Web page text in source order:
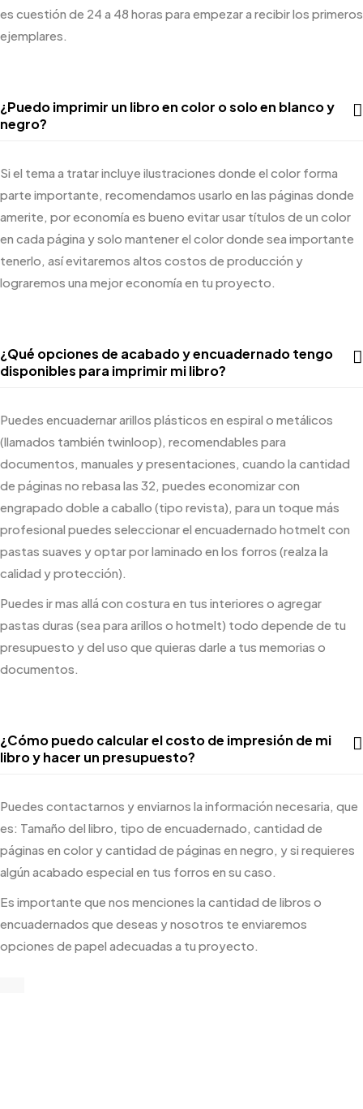
es cuestión de 24 a 48 horas para empezar a recibir los primeros
ejemplares.
¿Puedo imprimir un libro en color o solo en blanco y
negro?
Si el tema a tratar incluye ilustraciones donde el color forma
parte importante, recomendamos usarlo en las páginas donde
amerite, por economía es bueno evitar usar títulos de un color
en cada página y solo mantener el color donde sea importante
tenerlo, asíevitaremos altos costos de producción y
lograremos una mejor economía en tu proyecto.
¿Qué opciones de acabado y encuadernado tengo
disponibles para imprimir mi libro?
Puedes encuadernar arillos plásticos en espiral o metálicos
(llamados también twinloop), recomendables para
documentos, manuales y presentaciones, cuando la cantidad
de páginas no rebasa las 32, puedes economizar con
engrapado doble a caballo (tipo revista), para un toque más
profesional puedes seleccionar el encuadernado hotmelt con
pastas suaves y optar por laminado en los forros (realza la
calidad y protección).
Puedes ir mas allá con costura en tus interiores o agregar
pastas duras (sea para arillos o hotmelt) todo depende de tu
presupuesto y del uso que quieras darle a tus memorias o
documentos.
¿Cómo puedo calcular el costo de impresión de mi
libro y hacer un presupuesto?
Puedes contactarnos y enviarnos la información necesaria, que
es: Tamaño del libro, tipo de encuadernado, cantidad de
páginas en color y cantidad de páginas en negro, y si requieres
algún acabado especial en tus forros en su caso.
Es importante que nos menciones la cantidad de libros o
encuadernados que deseas y nosotros te enviaremos
opciones de papel adecuadas a tu proyecto.